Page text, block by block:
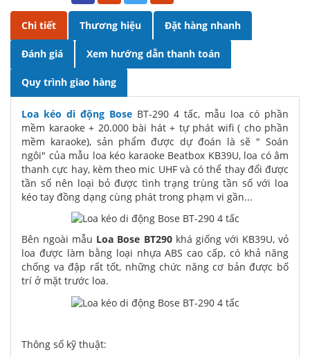
Chi tiết Thương hiệu Đặt hàng nhanh
Đánh giá Xem hướng dẫn thanh toán
Quy trình giao hàng
Loa kéo di động Bose BT-290 4 tấc, mẫu loa có phần
mềm karaoke + 20.000 bài hát + tự phát wifi ( cho phần
mềm karaoke), sản phẩm được dự đoán là sẽ " Soán
ngôi" của mẫu loa kéo karaoke Beatbox KB39U, loa có âm
thanh cực hay, kèm theo mic UHF và có thể thay đổi được
tần số nên loại bỏ được tình trạng trùng tần số với loa
kéo tay đồng dạng cùng phát trong phạm vi gần...
Bên ngoài mẫu Loa Bose BT290khá giống với KB39U, vỏ
loa được làm bằng loại nhựa ABS cao cấp, có khả năng
chống va đập rất tốt, những chức năng cơ bản được bố
trí ở mặt trước loa.
Thông số kỹ thuật: